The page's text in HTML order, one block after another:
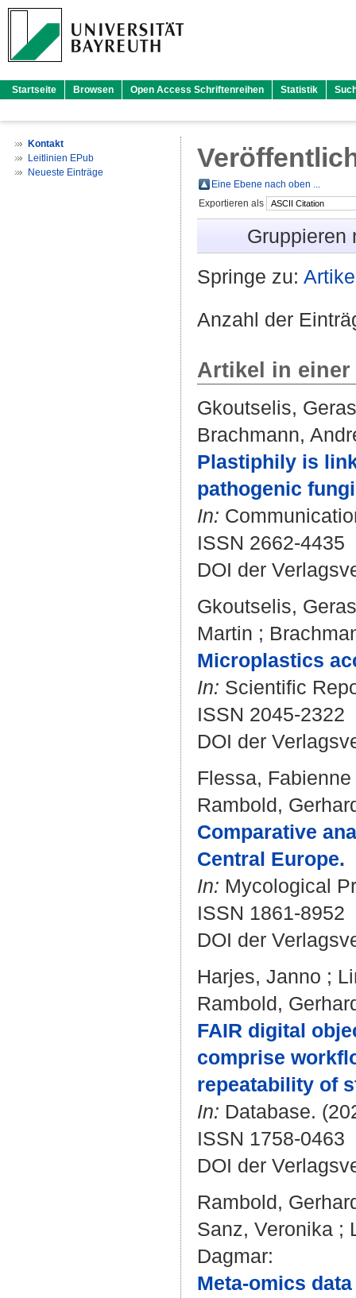
Startseite Browsen Open Access Schriftenreihen Statistik
Kontakt
Leitlinien EPub
Neueste Einträge
Eine Ebene nach oben ...
Exportieren als
Gruppieren
Springe zu:
Anzahl der
Artikel in
Gkoutselis,
Brachmann,
Plastiphily is
pathogenic
In:
ISSN 2662-4435
DOI der
Gkoutselis,
Martin ;
Microplastics
In: Scientific
ISSN 2045-2322
DOI der
Flessa, Fabienne
Rambold,
Comparative
Central Europe.
In: Mycological
ISSN 1861-8952
DOI der
Harjes, Janno ;
Rambold,
FAIR digital
comprise
repeatability of
In: Database.
ISSN 1758-0463
DOI der
Rambold,
Sanz, Veronika ;
Dagmar:
Meta-omics